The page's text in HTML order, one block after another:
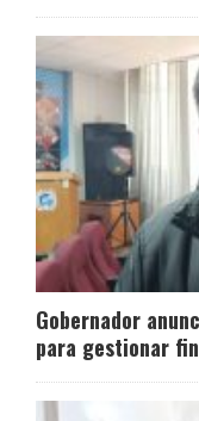
Gobernador
para gestionar